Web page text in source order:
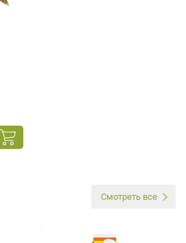
Смотреть все